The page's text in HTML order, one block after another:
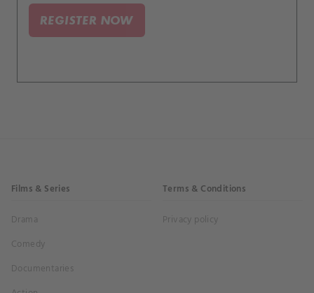
REGISTER NOW
Films & Series
Drama
Comedy
Documentaries
Terms & Conditions
Privacy policy